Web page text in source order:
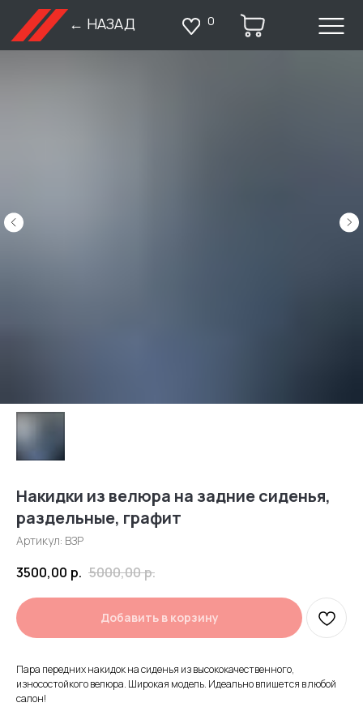
← НАЗАД
Накидки из велюра на задние сиденья,
раздельные, графит
Артикул: ВЗР
3500,00 р. 5000,00р.
Добавить в корзину
Пара передних накидок на сиденья из высококачественного,
износостойкого велюра. Широкая модель. Идеально впишется в любой
салон!